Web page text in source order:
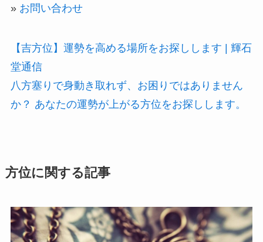
» お問い合わせ
【吉方位】運勢を高める場所をお探しします | 輝石
堂通信
八方塞りで身動き取れず、お困りではありません
か？ あなたの運勢が上がる方位をお探しします。
方位に関する記事